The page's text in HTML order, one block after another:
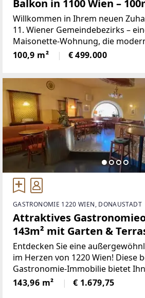
Balkon in 1100 Wien –
Wohnkomfort!
Willkommen in Ihrem neuen
11. Wiener Gemeindebezirks –
Maisonette-Wohnung, die
urbanem Flair perfekt verbindet.
Immobilie bietet auf rund 101 m²
100,9 m² € 499.000
GASTRONOMIE 1220 WIEN, DONAUSTADT
Attraktives
143m² mit Garten &
1.938,88 €
Entdecken Sie eine
im Herzen von 1220 Wien! Diese
Gastronomie-Immobilie bietet
Bühne, um Ihre kulinarischen
verwirklichen. Mit einer
143,96 m² € 1.679,75